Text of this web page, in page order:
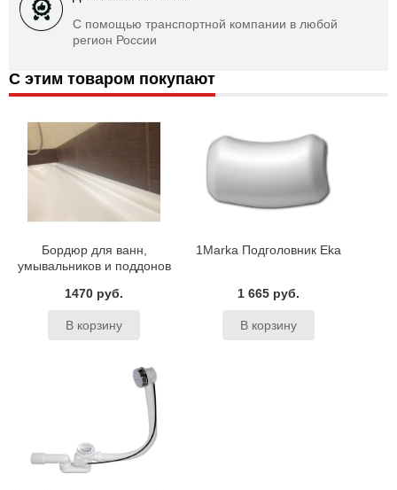
С помощью транспортной компании в любой
регион России
С этим товаром покупают
Бордюр для ванн,
умывальников и поддонов
1470 руб.
1Marka Подголовник Eka
1 665 руб.